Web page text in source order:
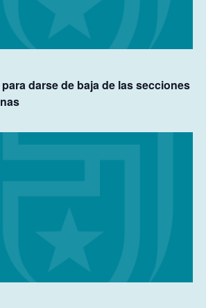
darse de baja de las secciones